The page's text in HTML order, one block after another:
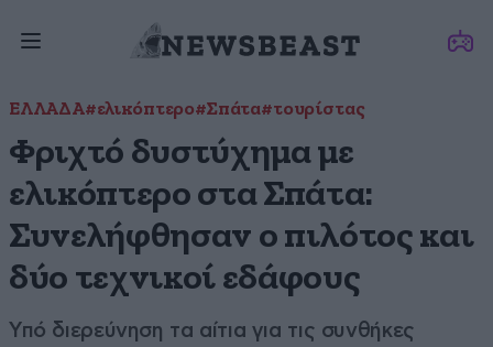
ΕΛΛΑΔΑ#ελικόπτερο#Σπάτα#τουρίστας
Φριχτό δυστύχημα με
ελικόπτερο στα Σπάτα:
Συνελήφθησαν ο πιλότος και
δύο τεχνικοί εδάφους
Υπό διερεύνηση τα αίτια για τις συνθήκες